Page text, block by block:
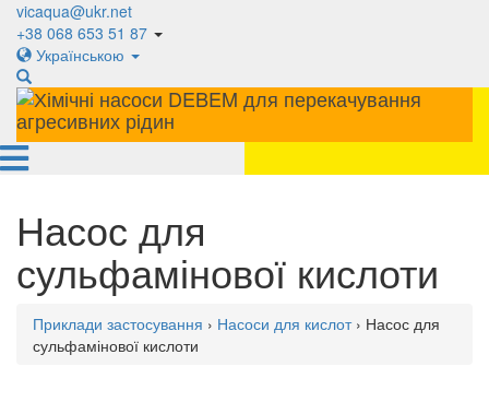
vicaqua@ukr.net
+38 068 653 51 87
Українською
Насос для
сульфамінової кислоти
Приклади застосування › Насоси для кислот› Насос для
сульфамінової кислоти